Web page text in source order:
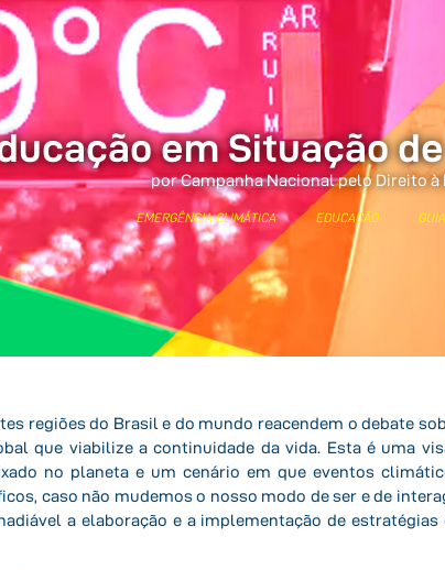
em Situação
por Campanha Nacional pelo Direito à
EMERGÊNCIA CLIMÁTICA EDUCAÇÃO
regiões do Brasil e do mundo reacendem o debate
que viabilize a continuidade da vida. Esta é uma
no planeta e um cenário em que eventos
caso não mudemos o nosso modo de ser e de
a elaboração e a implementação de estratégias